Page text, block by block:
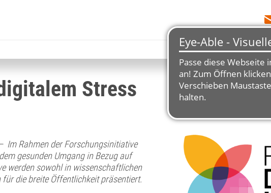
Stress
Im Rahmen der Forschungsinitiative
gesunden Umgang in Bezug auf
werden sowohl in wissenschaftlichen
die breite Öffentlichkeit präsentiert.